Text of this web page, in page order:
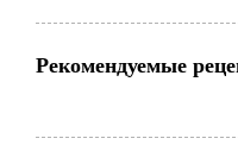
Рекомендуемые